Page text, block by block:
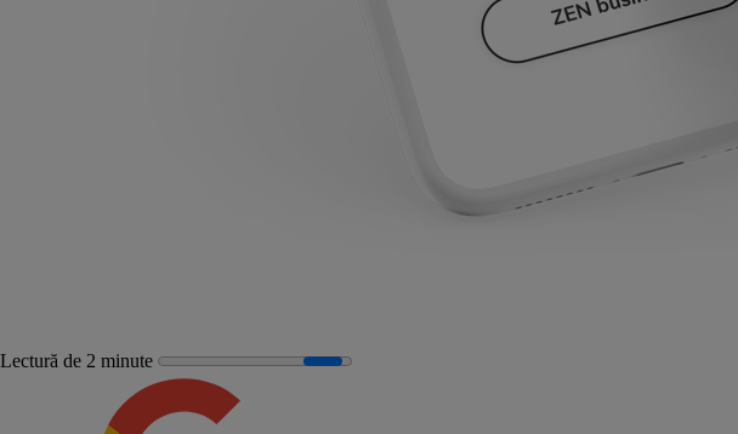
Lectură de 2 minute